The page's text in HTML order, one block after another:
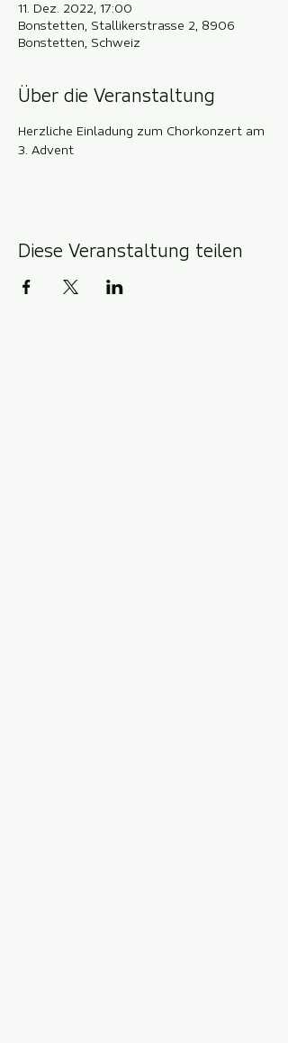
11. Dez. 2022, 17:00
Bonstetten, Stallikerstrasse 2, 8906
Bonstetten, Schweiz
Über die Veranstaltung
Herzliche Einladung zum Chorkonzert am
3. Advent
Diese Veranstaltung teilen